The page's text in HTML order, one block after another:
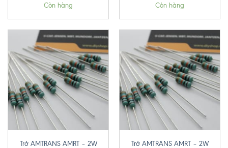
Còn hàng Còn hàng
Trở AMTRANS AMRT – 2W
Trở AMTRANS AMRT – 2W